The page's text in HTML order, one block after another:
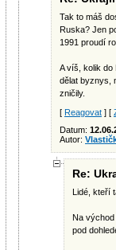
Tak to máš
Ruska? Jen
1991 proudí
A víš, kolik do
dělat byznys,
zničily.
[ Reagovat ] [
Datum:
Autor:
Re:
Lidé, kteří
Na východ
pod